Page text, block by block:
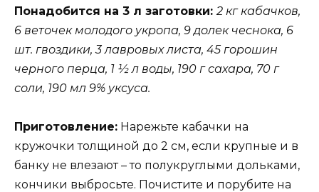
Понадобится на 3 л заготовки: 2 кг кабачков,
6 веточек молодого укропа, 9 долек чеснока, 6
шт. гвоздики, 3 лавровых листа, 45 горошин
черного перца, 1 ½ л воды, 190 г сахара, 70 г
соли, 190 мл 9% уксуса.
Приготовление: Нарежьте кабачки на
кружочки толщиной до 2 см, если крупные и в
банку не влезают – то полукруглыми дольками,
кончики выбросьте. Почистите и порубите на